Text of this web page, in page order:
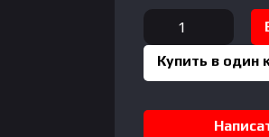
Количество
товара
AM133
USB
Купить в один